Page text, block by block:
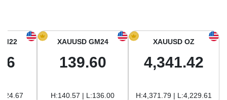
أسعار الذهب في أمريكا الجنوبية
XAUUSD OZ
4,341.42
H:4,371.79 | L:4,229.61
XAUUSD GM24
139.60
H:140.57 | L:136.00